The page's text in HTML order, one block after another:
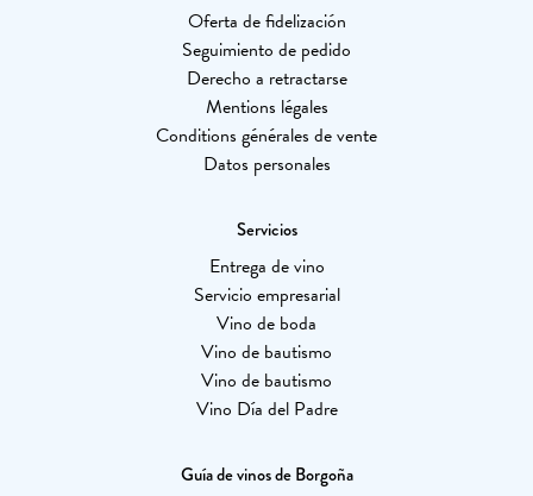
Oferta de fidelización
Seguimiento de pedido
Derecho a retractarse
Mentions légales
Conditions générales de vente
Datos personales
Servicios
Entrega de vino
Servicio empresarial
Vino de boda
Vino de bautismo
Vino de bautismo
Vino Día del Padre
Guía de vinos de Borgoña